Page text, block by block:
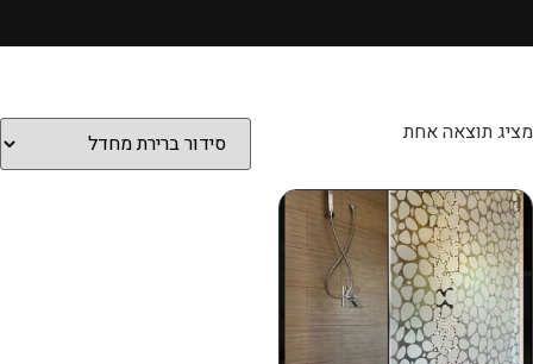
מציג תוצאה אחת